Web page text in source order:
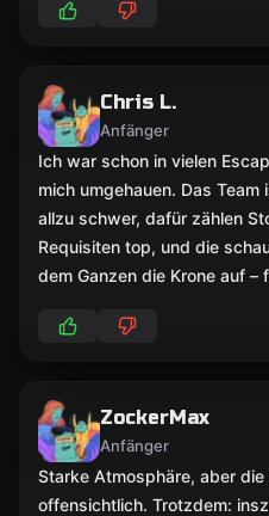
Chris L.
Anfänger
Ich war schon in vielen
mich umgehauen. Das
allzu schwer, dafür zählen
Requisiten top, und die
dem Ganzen die Krone auf –
ZockerMax
Anfänger
Starke Atmosphäre, aber
offensichtlich. Trotzdem: